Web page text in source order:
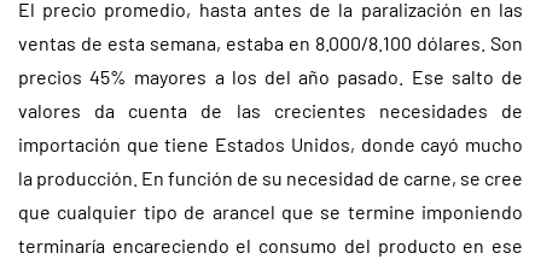
El precio promedio, hasta antes de la paralización en las
ventas de esta semana, estaba en 8.000/8.100 dólares. Son
precios 45% mayores a los del año pasado. Ese salto de
valores da cuenta de las crecientes necesidades de
importación que tiene Estados Unidos, donde cayó mucho
la producción. En función de su necesidad de carne, se cree
que cualquier tipo de arancel que se termine imponiendo
terminaría encareciendo el consumo del producto en ese